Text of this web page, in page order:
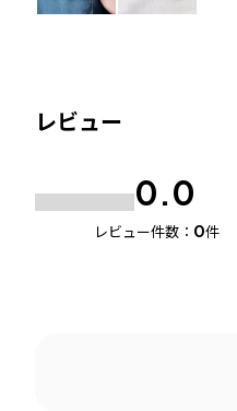
レビュー
0.0
レビュー件数： 0件